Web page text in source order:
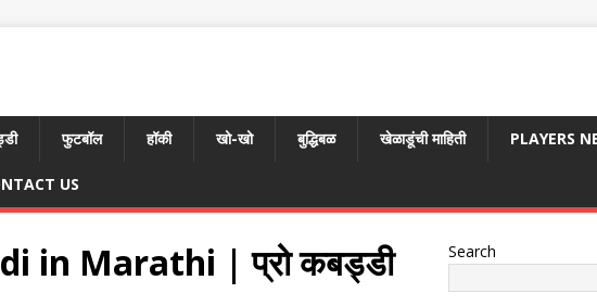
फुटबॉल हॉकी खो-खो बुद्धिबळ खेळाडूंची माहिती PLAYERS
US
in Marathi | प्रो कबड्डी
Search